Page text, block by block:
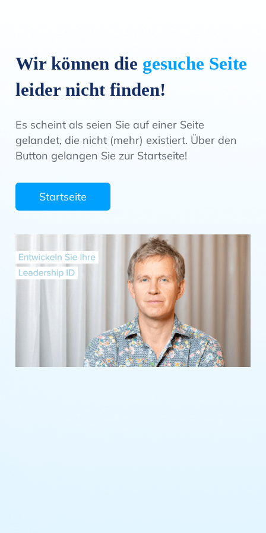
Wir können die gesuche Seite
leider nicht finden!
Es scheint als seien Sie auf einer Seite
gelandet, die nicht (mehr) existiert. Über den
Button gelangen Sie zur Startseite!
Startseite